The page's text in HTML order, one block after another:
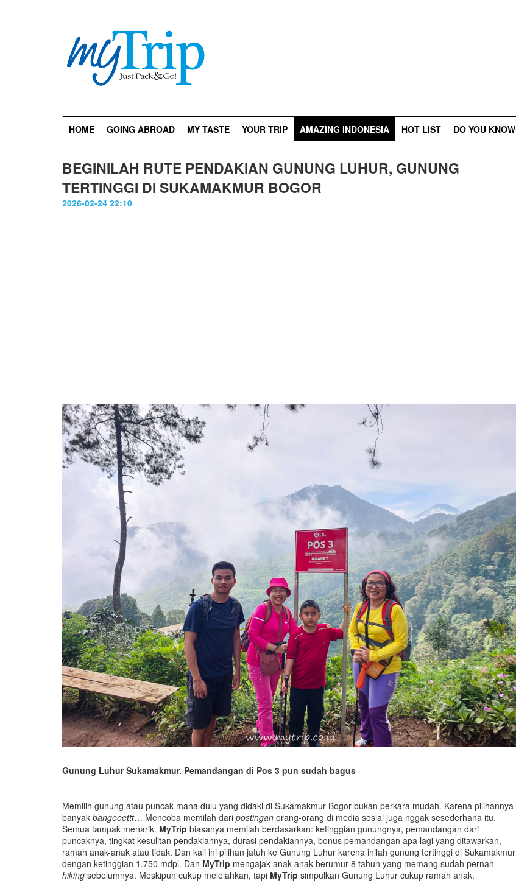
HOME GOING ABROAD MY TASTE YOUR TRIP AMAZING INDONESIA HOT LIST DO YOU KNOW
BEGINILAH RUTE PENDAKIAN GUNUNG LUHUR, GUNUNG
TERTINGGI DI SUKAMAKMUR BOGOR
2026-02-24 22:10
Gunung Luhur Sukamakmur. Pemandangan di Pos 3 pun sudah bagus
Memilih gunung atau puncak mana dulu yang didaki di Sukamakmur Bogor bukan perkara mudah. Karena pilihannya
banyak bangeeettt… Mencoba memilah dari postingan orang-orang di media sosial juga nggak sesederhana itu.
Semua tampak menarik. MyTrip biasanya memilah berdasarkan: ketinggian gunungnya, pemandangan dari
puncaknya, tingkat kesulitan pendakiannya, durasi pendakiannya, bonus pemandangan apa lagi yang ditawarkan,
ramah anak-anak atau tidak. Dan kali ini pilihan jatuh ke Gunung Luhur karena inilah gunung tertinggi di Sukamakmur
dengan ketinggian 1.750 mdpl. Dan MyTrip mengajak anak-anak berumur 8 tahun yang memang sudah pernah
hiking sebelumnya. Meskipun cukup melelahkan, tapi MyTrip simpulkan Gunung Luhur cukup ramah anak.